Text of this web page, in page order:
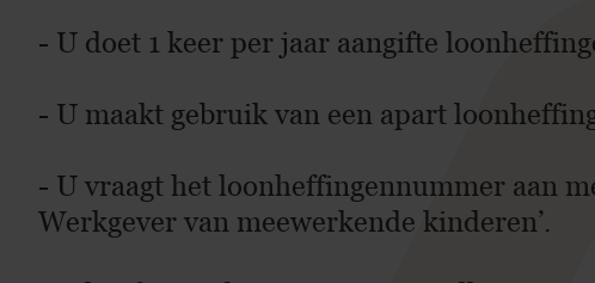
- U doet 1 keer per jaar aangifte
- U maakt gebruik van een apart
- U vraagt het loonheffingennummer aan
Werkgever van meewerkende kinderen’.